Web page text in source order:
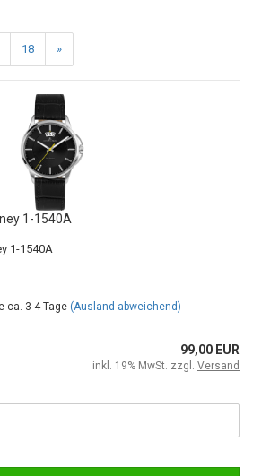
18 »
1-1540A
1-1540A
ca. 3-4 Tage (Ausland abweichend)
99,00 EUR
inkl. 19% MwSt. zzgl. Versand